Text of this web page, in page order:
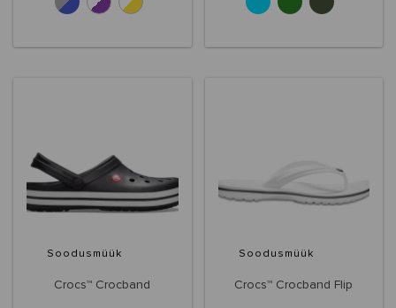
Soodusmüük
Crocs™ Crocband
Soodusmüük
Crocs™ Crocband Flip